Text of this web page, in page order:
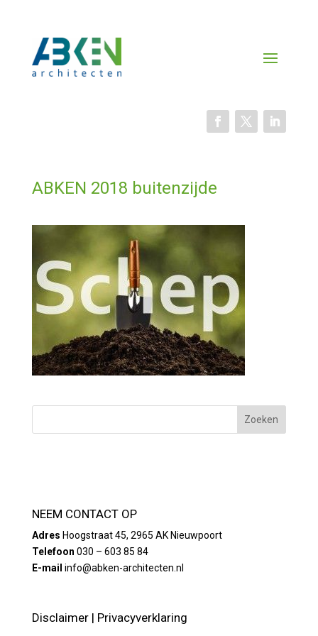
ABKEN 2018 buitenzijde
NEEM CONTACT OP
Adres Hoogstraat 45, 2965 AK Nieuwpoort
Telefoon 030 – 603 85 84
E-mail info@abken-architecten.nl
Disclaimer| Privacyverklaring